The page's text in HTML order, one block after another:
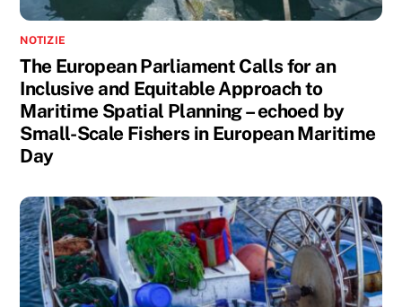
NOTIZIE
The European Parliament Calls for an
Inclusive and Equitable Approach to
Maritime Spatial Planning – echoed by
Small-Scale Fishers in European Maritime
Day